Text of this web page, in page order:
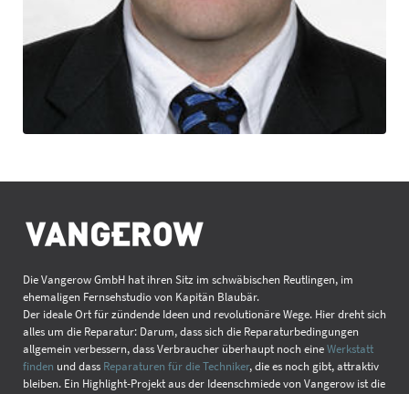
Die Vangerow GmbH hat ihren Sitz im schwäbischen Reutlingen, im
ehemaligen Fernsehstudio von Kapitän Blaubär.
Der ideale Ort für zündende Ideen und revolutionäre Wege. Hier dreht sich
alles um die Reparatur: Darum, dass sich die Reparaturbedingungen
allgemein verbessern, dass Verbraucher überhaupt noch eineWerkstatt
finden und dass Reparaturen für die Techniker, die es noch gibt, attraktiv
bleiben. Ein Highlight-Projekt aus der Ideenschmiede von Vangerow ist die